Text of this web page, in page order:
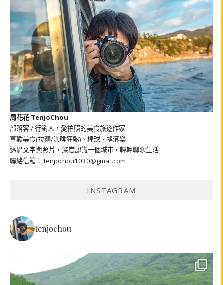
周花花 TenjoChou
部落客 / 行銷人，愛拍照的美食旅遊作家
喜歡美食(拉麵/咖啡狂熱)、棒球、搖滾樂
透過文字與照片，深度認識一個城市，輕輕聊聊生活
聯絡信箱： tenjochou1030@gmail.com
INSTAGRAM
tenjochou